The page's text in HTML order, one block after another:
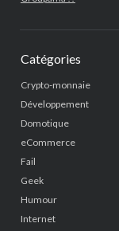
Catégories
Crypto-monnaie
Développement
Domotique
eCommerce
Fail
Geek
Humour
Internet